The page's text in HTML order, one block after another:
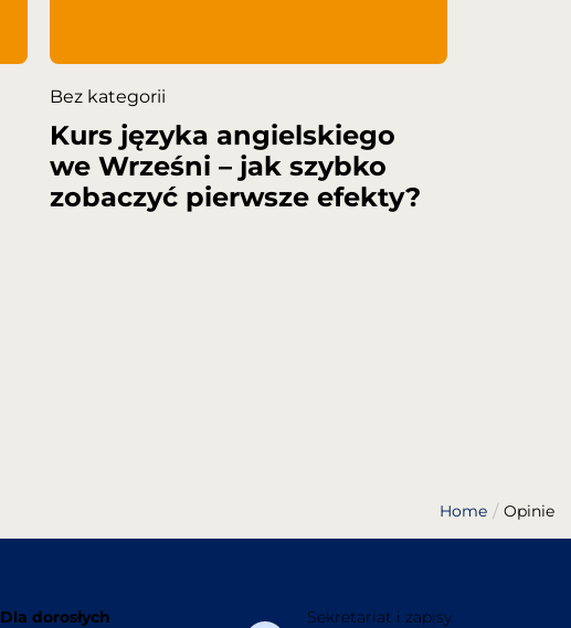
Bez kategorii
Kurs języka angielskiego
we Wrześni – jak szybko
zobaczyć pierwsze efekty?
Home Opinie
Dla dorosłych
Sekretariat i zapisy